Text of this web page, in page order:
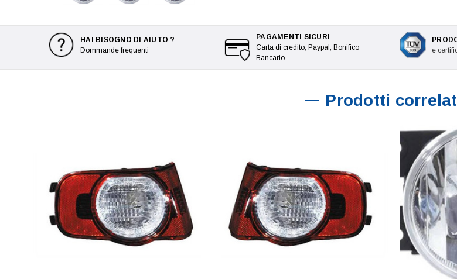
HAI BISOGNO DI AIUTO ?
Dommande frequenti
PAGAMENTI SICURI
Carta di credito, Paypal, Bonifico
Bancario
e
Prodotti